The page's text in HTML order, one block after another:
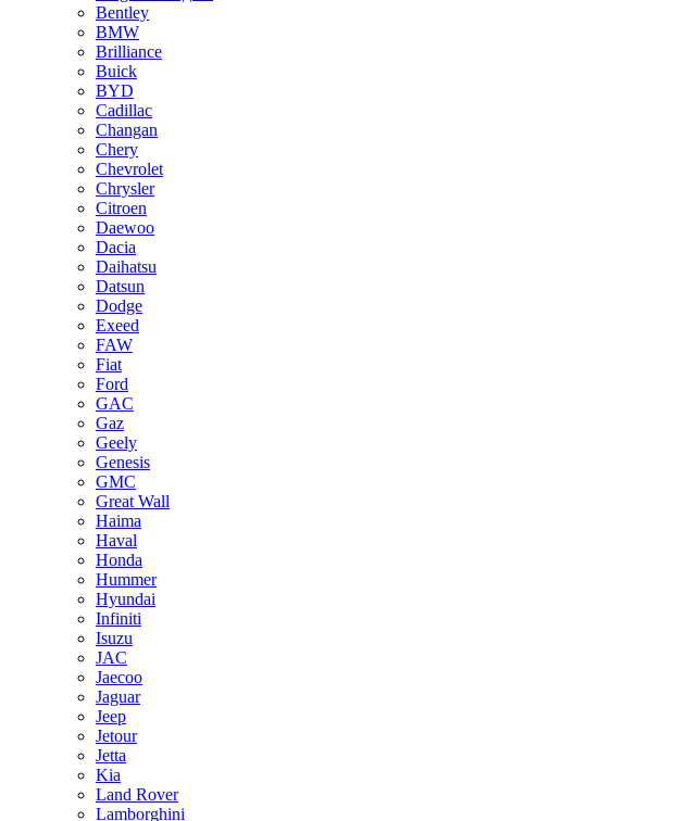
Bentley
BMW
Brilliance
Buick
BYD
Cadillac
Changan
Chery
Chevrolet
Chrysler
Citroen
Daewoo
Dacia
Daihatsu
Datsun
Dodge
Exeed
FAW
Fiat
Ford
GAC
Gaz
Geely
Genesis
GMC
Great Wall
Haima
Haval
Honda
Hummer
Hyundai
Infiniti
Isuzu
JAC
Jaecoo
Jaguar
Jeep
Jetour
Jetta
Kia
Land Rover
Lamborghini